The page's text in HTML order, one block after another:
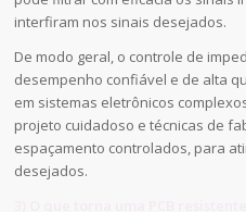
interfiram nos sinais desejados.
De modo geral, o controle de
desempenho confiável e de alta
em sistemas eletrônicos
projeto cuidadoso e técnicas de
espaçamento controlados, para
desejados.